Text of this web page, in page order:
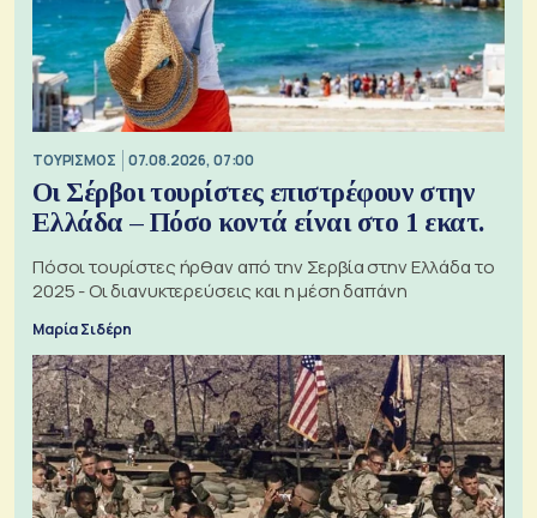
ΤΟΥΡΙΣΜΟΣ 07.08.2026, 07:00
Οι Σέρβοι τουρίστες επιστρέφουν στην
Ελλάδα – Πόσο κοντά είναι στο 1 εκατ.
Πόσοι τουρίστες ήρθαν από την Σερβία στην Ελλάδα το
2025 - Οι διανυκτερεύσεις και η μέση δαπάνη
Μαρία Σιδέρη